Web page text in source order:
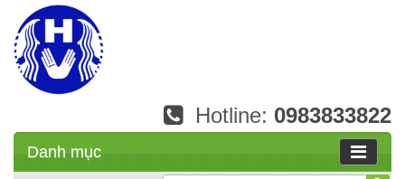
Hotline: 0983833822
Danh mục